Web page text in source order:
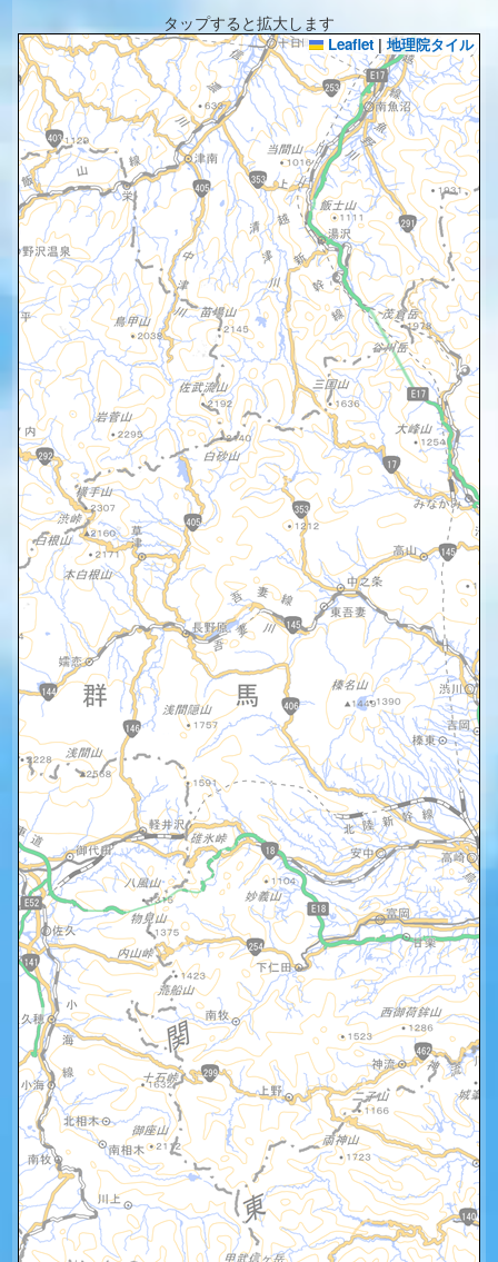
タップすると拡大します
Leaflet | 地理院タイル